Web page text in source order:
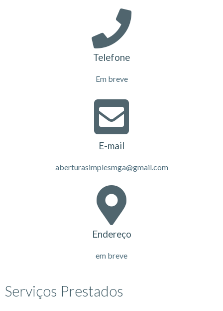
Telefone
Em breve
E-mail
aberturasimplesmga@gmail.com
Endereço
em breve
Serviços Prestados